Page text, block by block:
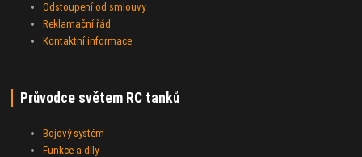
Odstoupení od smlouvy
Reklamační řád
Kontaktní informace
Průvodce světem RC tanků
Bojový systém
Funkce a díly